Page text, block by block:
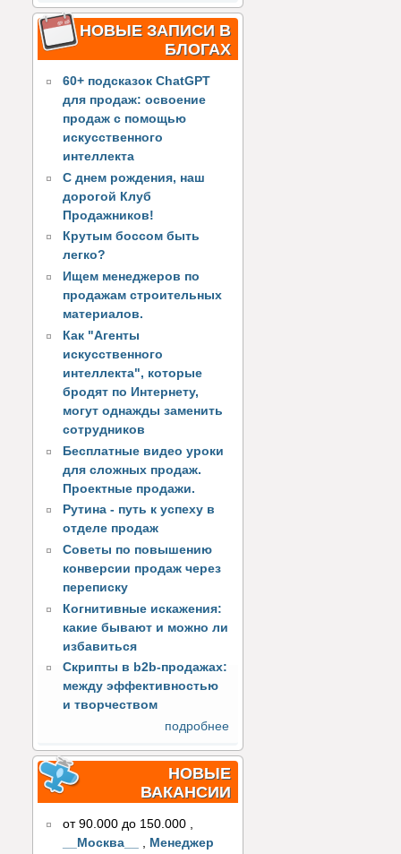
НОВЫЕ ЗАПИСИ В
БЛОГАХ
60+ подсказок ChatGPT
для продаж: освоение
продаж с помощью
искусственного
интеллекта
С днем рождения, наш
дорогой Клуб
Продажников!
Крутым боссом быть
легко?
Ищем менеджеров по
продажам строительных
материалов.
Как "Агенты
искусственного
интеллекта", которые
бродят по Интернету,
могут однажды заменить
сотрудников
Бесплатные видео уроки
для сложных продаж.
Проектные продажи.
Рутина - путь к успеху в
отделе продаж
Советы по повышению
конверсии продаж через
переписку
Когнитивные искажения:
какие бывают и можно ли
избавиться
Скрипты в b2b-продажах:
между эффективностью
и творчеством
подробнее
НОВЫЕ
ВАКАНСИИ
от 90.000 до 150.000 ,
__Москва__
, Менеджер